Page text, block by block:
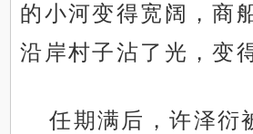
的小河变得宽阔，商
沿岸村子沾了光，变
任期满后，许泽衍